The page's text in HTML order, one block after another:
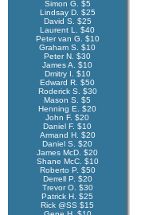
Simon G. $5
Lindsay D. $25
David S. $25
Laurent L. $40
Peter van G. $10
Graham S. $10
Peter N. $30
James A. $10
Dmitry I. $10
Edward R. $50
Roderick S. $30
Mason S. $5
Henning E. $20
John F. $20
Daniel F. $10
Armand H. $20
Daniel S. $20
James McD. $20
Shane McC. $10
Roberto P. $50
Derrell P. $20
Trevor O. $30
Patrick H. $25
Rick @SS $15